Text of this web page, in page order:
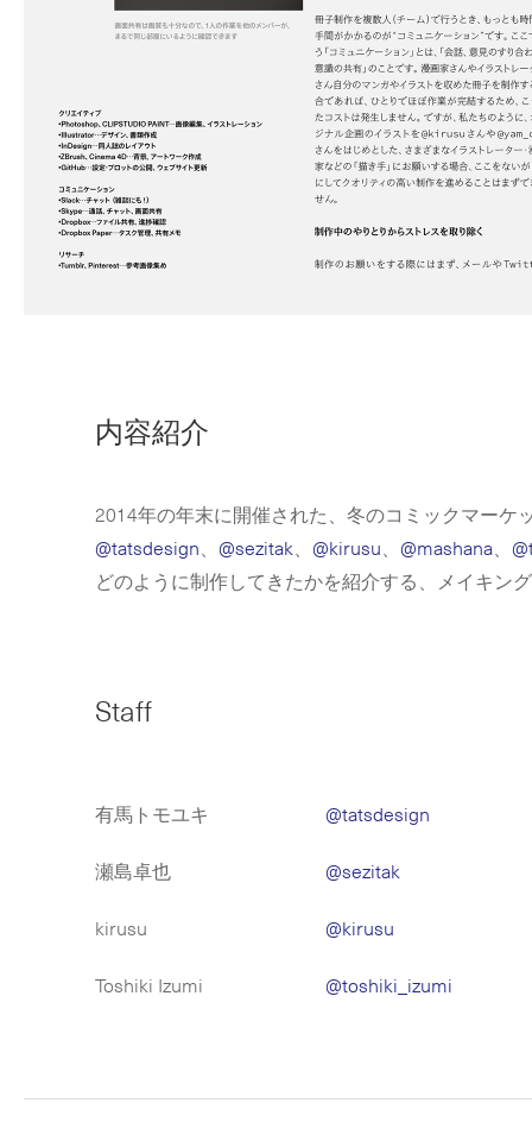
内容紹介
2014年の年末に開催された、冬のコミックマーケ
@tatsdesign
@sezitak @kirusu @mashana
どのように制作してきたかを紹介する、メイキン
Staff
有馬トモユキ @tatsdesign
瀬島卓也 @sezitak
kirusu @kirusu
Toshiki Izumi @toshiki_izumi